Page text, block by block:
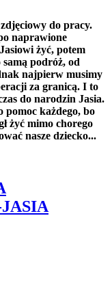
do pracy.
naprawione
żyć, potem
podróż, od
najpierw musimy
za granicą. I to
do narodzin Jasia.
pomoc każdego, bo
żyć mimo chorego
nasze dziecko...